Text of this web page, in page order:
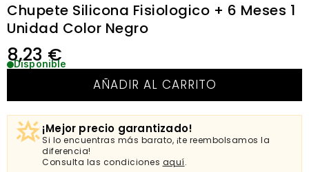
Chupete Silicona Fisiologico + 6 Meses 1
Unidad Color Negro
8,23 €
Disponible
AÑADIR AL CARRITO
¡Mejor precio garantizado!
Si lo encuentras más barato, ¡te reembolsamos la
diferencia!
Consulta las condiciones aquí.